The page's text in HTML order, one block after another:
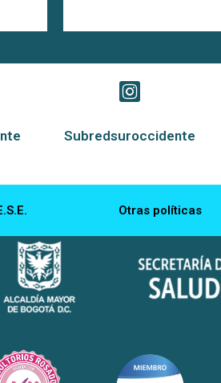
Subredsuroccidente
Otras políticas